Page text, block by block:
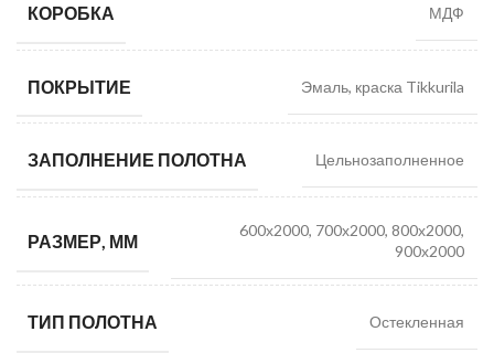
КОРОБКА МДФ
ПОКРЫТИЕ Эмаль, краска Tikkurila
ЗАПОЛНЕНИЕ ПОЛОТНА Цельнозаполненное
РАЗМЕР, ММ
600х2000, 700х2000, 800х2000,
900х2000
ТИП ПОЛОТНА Остекленная